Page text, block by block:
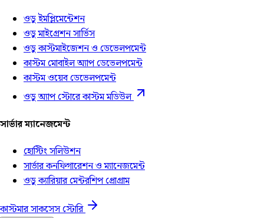
ওডু ইমপ্লিমেন্টেশন
ওডু মাইগ্রেশন সার্ভিস
ওডু কাস্টমাইজেশন ও ডেভেলপমেন্ট
কাস্টম মোবাইল অ্যাপ ডেভেলপমেন্ট
কাস্টম ওয়েব ডেভেলপমেন্ট
ওডু অ্যাপ স্টোরে কাস্টম মডিউল
সার্ভার ম্যানেজমেন্ট
হোস্টিং সলিউশন
সার্ভার কনফিগারেশন ও ম্যানেজমেন্ট
ওডু ক্যারিয়ার মেন্টরশিপ প্রোগ্রাম
কাস্টমার সাকসেস স্টোরি